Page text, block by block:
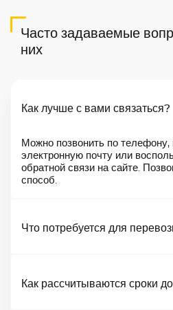
Часто задаваемые
них
Как лучше с вами связаться?
Можно позвонить по телефону,
электронную почту или
обратной связи на сайте.
способ.
Что потребуется для
Как рассчитываются сроки